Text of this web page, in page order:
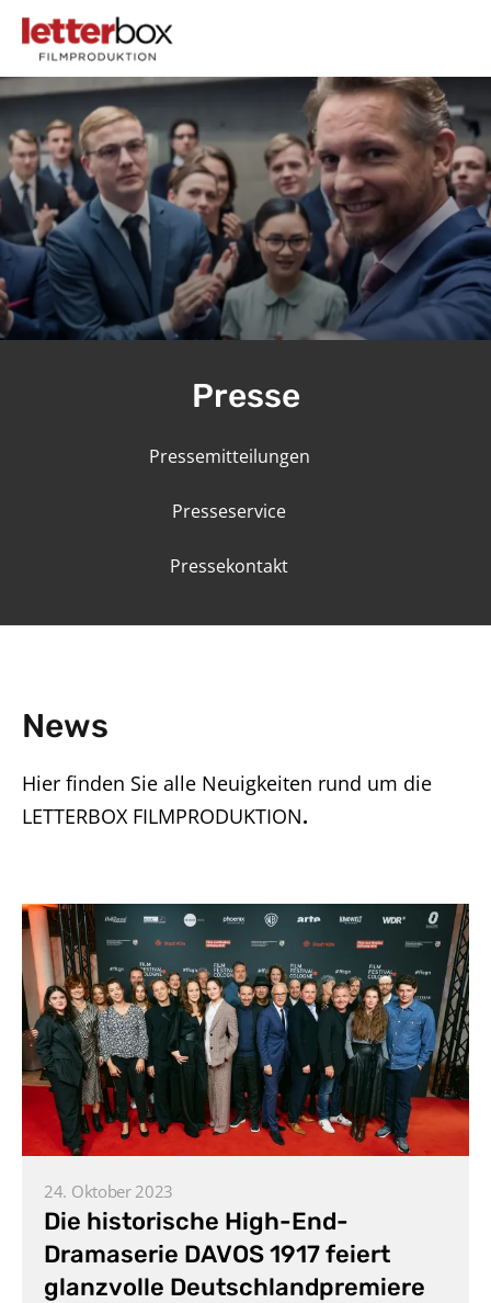
Presse
Pressemitteilungen
Presseservice
Pressekontakt
News
Hier finden Sie alle Neuigkeiten rund um die
LETTERBOX FILMPRODUKTION.
24. Oktober 2023
Die historische High-End-
Dramaserie DAVOS 1917 feiert
glanzvolle Deutschlandpremiere